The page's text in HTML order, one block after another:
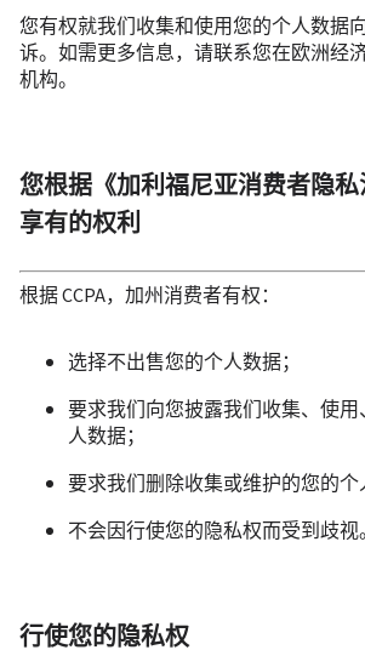
您有权就我们收集和使用您的个人数据
诉。如需更多信息，请联系您在欧洲经
机构。
您根据《加利福尼亚消费者隐私
享有的权利
根据 CCPA，加州消费者有权：
选择不出售您的个人数据；
要求我们向您披露我们收集、使
人数据；
要求我们删除收集或维护的您的
不会因行使您的隐私权而受到歧视。
行使您的隐私权